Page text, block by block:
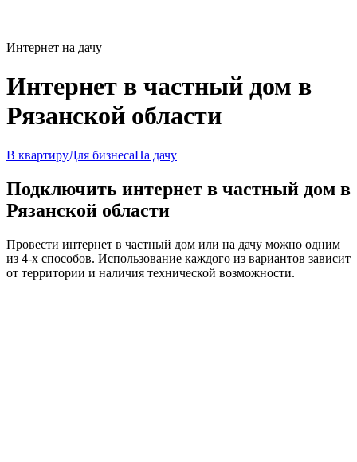
Интернет на дачу
Интернет в частный дом в
Рязанской области
В квартируДля бизнесаНа дачу
Подключить интернет в частный дом в
Рязанской области
Провести интернет в частный дом или на дачу можно одним
из 4-х способов. Использование каждого из вариантов зависит
от территории и наличия технической возможности.